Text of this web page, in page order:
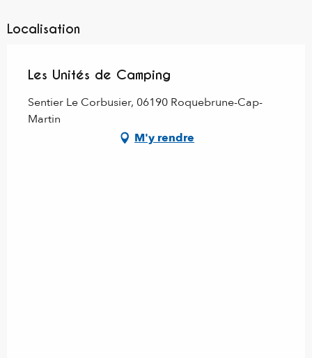
Localisation
Les Unités de Camping
Sentier Le Corbusier, 06190 Roquebrune-Cap-
Martin
M'y rendre